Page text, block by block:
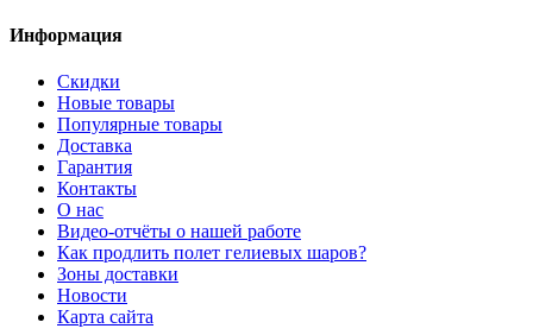
Информация
Скидки
Новые товары
Популярные товары
Доставка
Гарантия
Контакты
О нас
Видео-отчёты о нашей работе
Как продлить полет гелиевых шаров?
Зоны доставки
Новости
Карта сайта